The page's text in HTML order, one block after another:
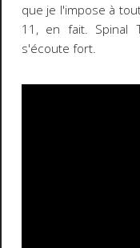
que je l'impose à
11, en fait. Spinal
s'écoute fort.